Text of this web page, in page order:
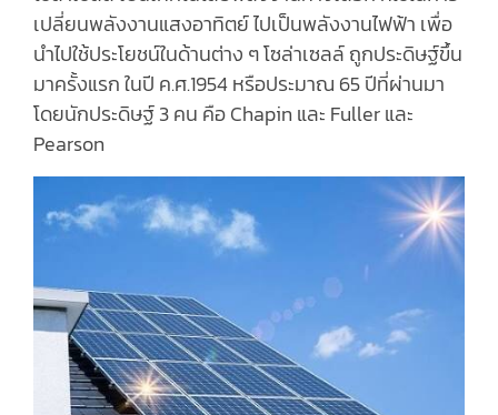
เปลี่ยนพลังงานแสงอาทิตย์ ไปเป็นพลังงานไฟฟ้า เพื่อ
นำไปใช้ประโยชน์ในด้านต่าง ๆ โซล่าเซลล์ ถูกประดิษฐ์ขึ้น
มาครั้งแรก ในปี ค.ศ.1954 หรือประมาณ 65 ปีที่ผ่านมา
โดยนักประดิษฐ์ 3 คน คือ Chapin และ Fuller และ
Pearson